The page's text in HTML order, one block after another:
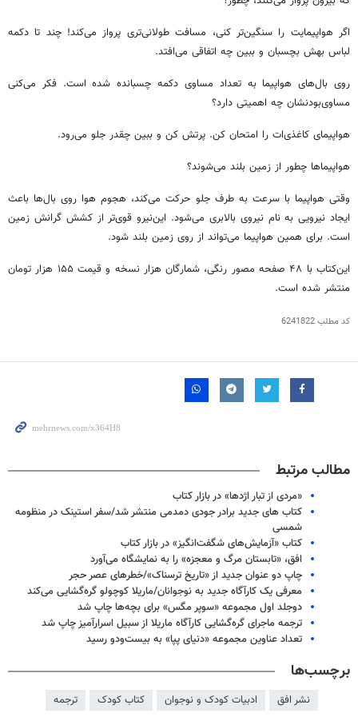
اگر هواپیمایت را سنگین‌تر کنی، مسافت طولانی‌تری پرواز می‌کند! چند تا دکمه
لباس بهش بچسبان و ببین چه اتفاقی می‌افتد.
روی بال‌های هواپیما به تعداد مساوی دکمه چسبانده شده است. فکر می‌کنی
مساوی‌بودنشان چه اهمیتی دارد؟
هواپیمای کاغذی‌ات را امتحان کن. پرتش کن و ببین چقدر جلو می‌رود.
هواپیماها چطور از زمین بلند می‌شوند؟
وقتی هواپیما با سرعت به طرف جلو حرکت می‌کند،‌ هجوم هوا روی بال‌ها باعث
ایجاد نیرویی به نام نیروی بالابری می‌شود. این‌نیرو قوی‌تر از کشش گرانش زمین
است. برای همین هواپیما می‌تواند از روی زمین بلند شود.
این‌کتاب با ۴۸ صفحه مصور رنگی، شمارگان هزار نسخه و قیمت ۱۵۵ هزار تومان
منتشر شده است.
کد مطلب6241822
مطالب مرتبط
«مردی از تبار اژدها» در بازار کتاب
کتاب های جدید برادر جودی دمدمی منتشر شد/سفر استینک در منظومه
شمسی
کتاب «آزمایش‌های شگفت‌انگیز» در بازار کتاب
افق، «تابستان مرگ و معجزه» را به نمایشگاه می‌آورد
چاپ دو عنوان جدید از «تاریخ ترسناک»/خطرهای عصر حجر
معرفی یک کارآگاه جدید به نوجوانان/ماریلا کوچولو گره‌گشایی می‌کند
دوجلد اول مجموعه «سوپر مگس» برای بچه‌ها چاپ شد
ترجمه ماجرای گره‌گشایی کارآگاه ماریلا از سبیل اسرارآمیز چاپ شد
تعداد عناوین مجموعه «دنیای پپا» به بیست‌ودو رسید
برچسب‌ها
نشر افق ادبیات کودک و نوجوان کتاب کودک ترجمه